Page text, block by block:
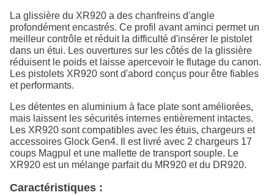
La glissière du XR920 a des chanfreins d'angle
profondément encastrés. Ce profil avant aminci permet un
meilleur contrôle et réduit la difficulté d'insérer le pistolet
dans un étui. Les ouvertures sur les côtés de la glissière
réduisent le poids et laisse apercevoir le flutage du canon.
Les pistolets XR920 sont d'abord conçus pour être fiables
et performants.
Les détentes en aluminium à face plate sont améliorées,
mais laissent les sécurités internes entièrement intactes.
Les XR920 sont compatibles avec les étuis, chargeurs et
accessoires Glock Gen4. Il est livré avec 2 chargeurs 17
coups Magpul et une mallette de transport souple. Le
XR920 est un mélange parfait du MR920 et du DR920.
Caractéristiques :